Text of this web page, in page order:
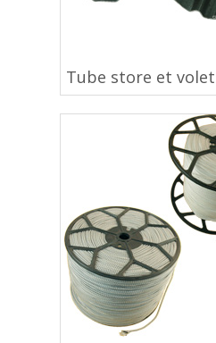
Tube store et